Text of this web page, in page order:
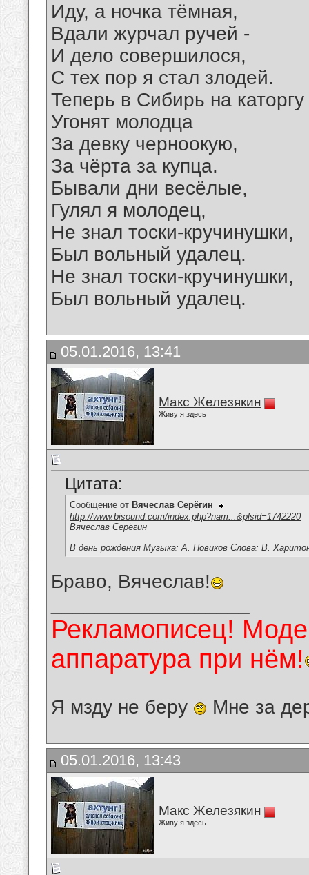
Иду, а ночка тёмная,
Вдали журчал ручей -
И дело совершилося,
С тех пор я стал злодей.
Теперь в Сибирь на каторгу
Угонят молодца
За девку черноокую,
За чёрта за купца.
Бывали дни весёлые,
Гулял я молодец,
Не знал тоски-кручинушки,
Был вольный удалец.
Не знал тоски-кручинушки,
Был вольный удалец.
05.01.2016, 13:41
Макс Железякин
Живу я здесь
Цитата:
Сообщение от Вячеслав Серёгин
http://www.bisound.com/index.php?nam...&plsid=1742220
Вячеслав Серёгин
В день рождения Музыка: А. Новиков Слова: В.
Браво, Вячеслав!
Рекламописец!
аппаратура при нём!
Я мзду не беру Мне за
05.01.2016, 13:43
Макс Железякин
Живу я здесь